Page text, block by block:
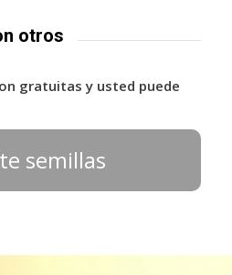
otros
gratuitas y usted puede
semillas